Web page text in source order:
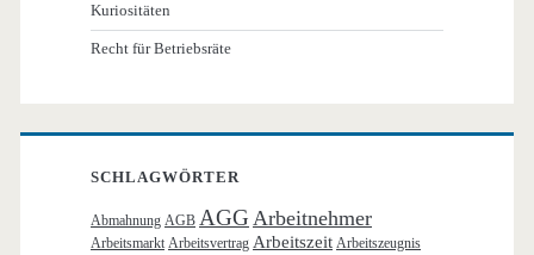
Kuriositäten
Recht für Betriebsräte
SCHLAGWÖRTER
Abmahnung AGB AGG Arbeitnehmer
Arbeitsmarkt Arbeitsvertrag Arbeitszeit Arbeitszeugnis